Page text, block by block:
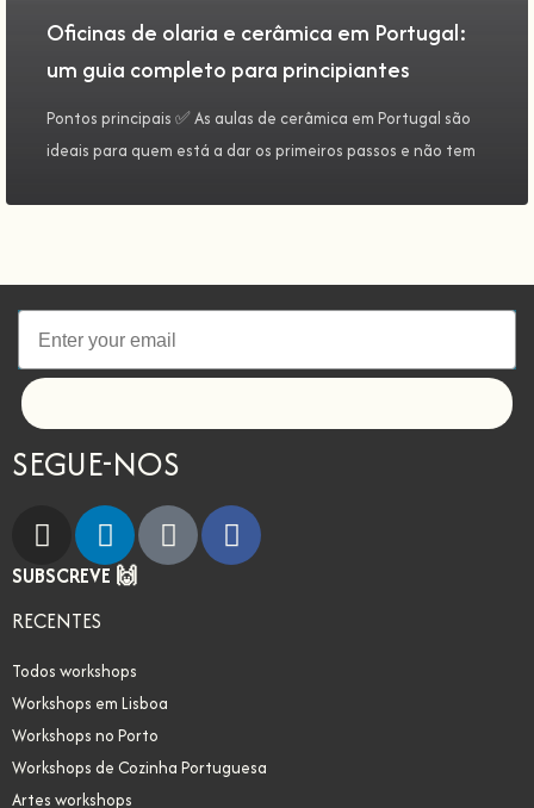
Oficinas de olaria e cerâmica em Portugal:
um guia completo para principiantes
Pontos principais ✅ As aulas de cerâmica em Portugal são
ideais para quem está a dar os primeiros passos e não tem
SEGUE-NOS
SUBSCREVE 🙌
RECENTES
Todos workshops
Workshops em Lisboa
Workshops no Porto
Workshops de Cozinha Portuguesa
Artes workshops